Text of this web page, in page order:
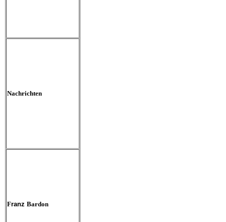
Nachrichten
Franz Bardon